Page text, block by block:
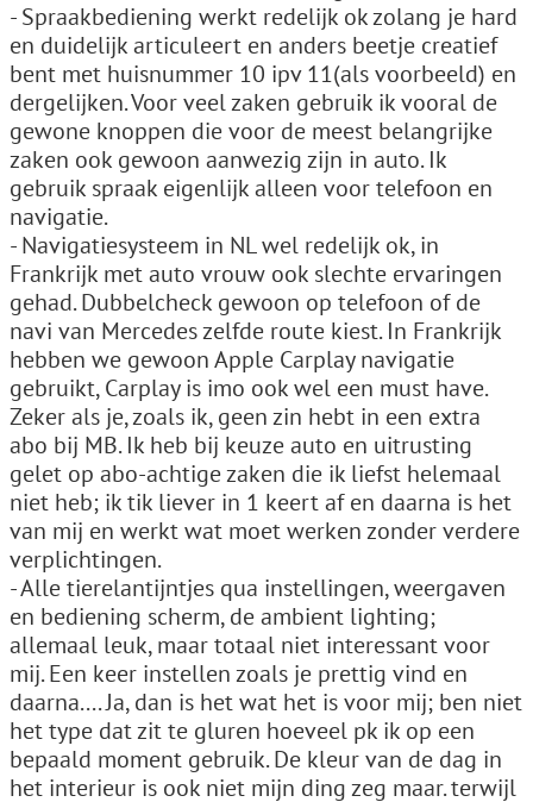
- Spraakbediening werkt redelijk ok zolang je hard
en duidelijk articuleert en anders beetje creatief
bent met huisnummer 10 ipv 11(als voorbeeld) en
dergelijken. Voor veel zaken gebruik ik vooral de
gewone knoppen die voor de meest belangrijke
zaken ook gewoon aanwezig zijn in auto. Ik
gebruik spraak eigenlijk alleen voor telefoon en
navigatie.
- Navigatiesysteem in NL wel redelijk ok, in
Frankrijk met auto vrouw ook slechte ervaringen
gehad. Dubbelcheck gewoon op telefoon of de
navi van Mercedes zelfde route kiest. In Frankrijk
hebben we gewoon Apple Carplay navigatie
gebruikt, Carplay is imo ook wel een must have.
Zeker als je, zoals ik, geen zin hebt in een extra
abo bij MB. Ik heb bij keuze auto en uitrusting
gelet op abo-achtige zaken die ik liefst helemaal
niet heb; ik tik liever in 1 keert af en daarna is het
van mij en werkt wat moet werken zonder verdere
verplichtingen.
- Alle tierelantijntjes qua instellingen, weergaven
en bediening scherm, de ambient lighting;
allemaal leuk, maar totaal niet interessant voor
mij. Een keer instellen zoals je prettig vind en
daarna.... Ja, dan is het wat het is voor mij; ben niet
het type dat zit te gluren hoeveel pk ik op een
bepaald moment gebruik. De kleur van de dag in
het interieur is ook niet mijn ding zeg maar. terwijl